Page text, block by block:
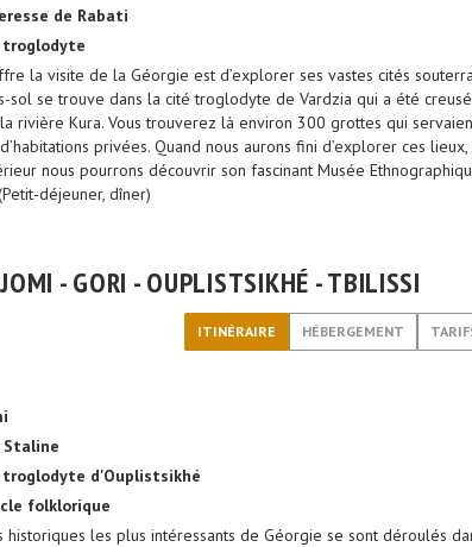
de Rabati
la visite de la Géorgie est d’explorer ses vastes cités
sol se trouve dans la cité troglodyte de Vardzia qui a été
rivière Kura. Vous trouverez là environ 300 grottes qui
privées. Quand nous aurons fini d’explorer ces
nous pourrons découvrir son fascinant Musée
déjeuner, dîner)
- GORI - OUPLISTSIKHÉ - TBILISSI
ITINÉRAIRE HÉBERGEMENT
Staline
d'Ouplistsikhé
folklorique
historiques les plus intéressants de Géorgie se sont déroulés